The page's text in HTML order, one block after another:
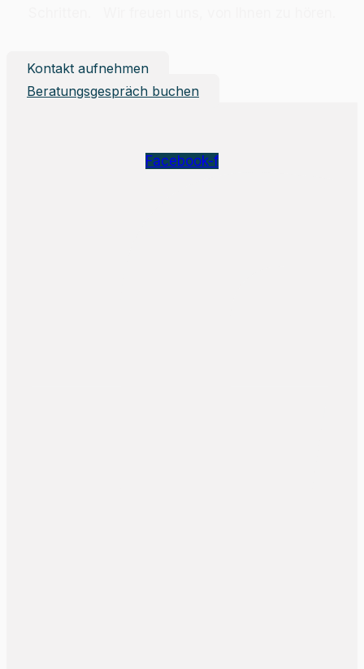
Kontakt aufnehmen
Beratungsgespräch buchen
Facebook-f